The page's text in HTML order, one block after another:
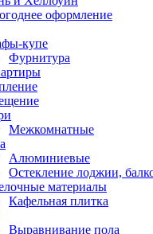
оформление
купе
Фурнитура
Межкомнатные
Алюминиевые
Остекление лоджии,
материалы
Кафельная плитка
Выравнивание пола